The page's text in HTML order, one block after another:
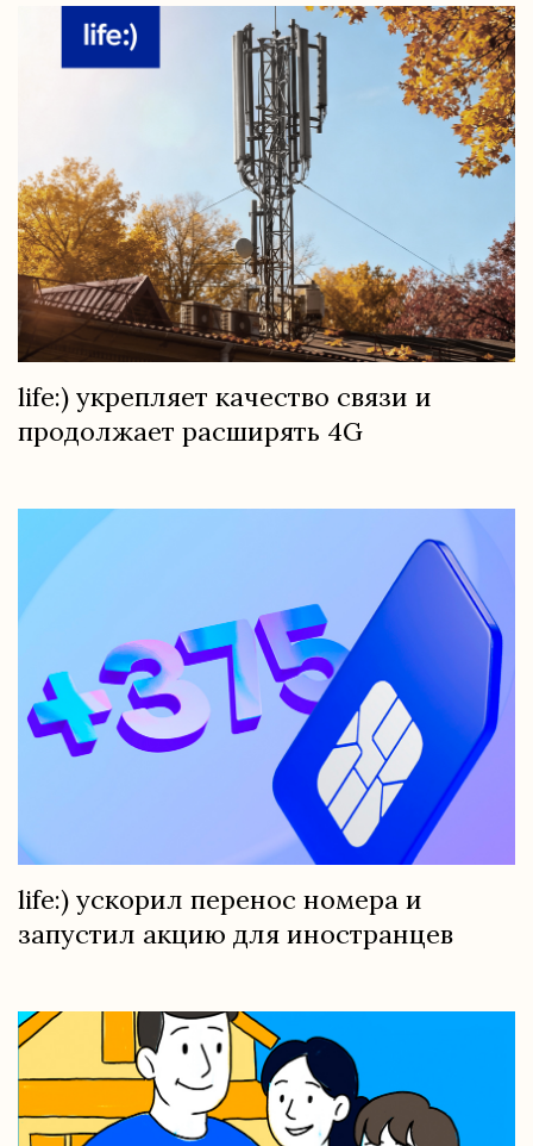
life:) укрепляет качество связи и
продолжает расширять 4G
life:) ускорил перенос номера и
запустил акцию для иностранцев